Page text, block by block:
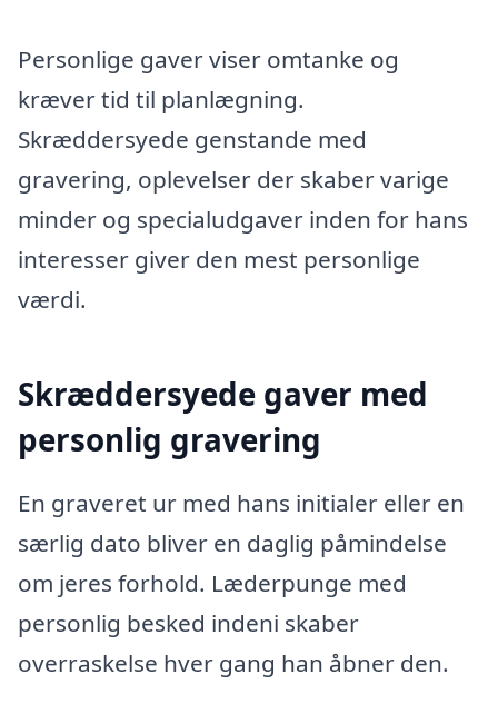
Personlige gaver viser omtanke og
kræver tid til planlægning.
Skræddersyede genstande med
gravering, oplevelser der skaber varige
minder og specialudgaver inden for hans
interesser giver den mest personlige
værdi.
Skræddersyede gaver med
personlig gravering
En graveret ur med hans initialer eller en
særlig dato bliver en daglig påmindelse
om jeres forhold. Læderpunge med
personlig besked indeni skaber
overraskelse hver gang han åbner den.